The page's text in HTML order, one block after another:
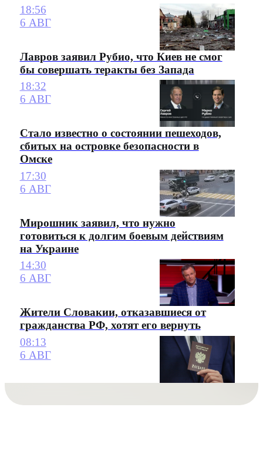
18:56
6 АВГ
Лавров заявил Рубио, что Киев не смог
бы совершать теракты без Запада
18:32
6 АВГ
Стало известно о состоянии пешеходов,
сбитых на островке безопасности в
Омске
17:30
6 АВГ
Мирошник заявил, что нужно
готовиться к долгим боевым действиям
на Украине
14:30
6 АВГ
Жители Словакии, отказавшиеся от
гражданства РФ, хотят его вернуть
08:13
6 АВГ